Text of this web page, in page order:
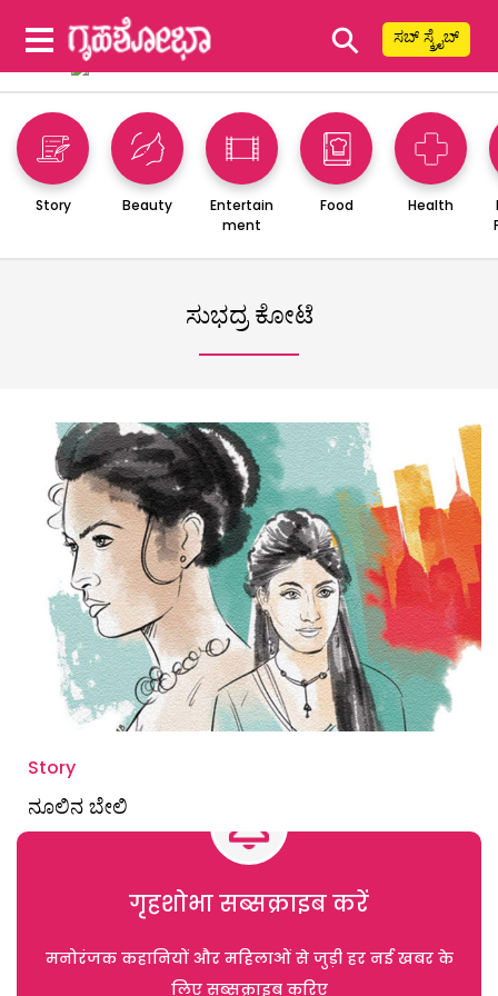
⚲ ಸಬ್ ಸ್ಕ್ರೈಬ್
Story Beauty
Entertain
ment
Food Health
ಸುಭದ್ರ ಕೋಟೆ
Story
ನೂಲಿನ ಬೇಲಿ
गृहशोभा सब्सक्राइब करें
मनोरंजक कहानियों और महिलाओं से जुड़ी हर नई खबर के
लिए सब्सक्राइब करिए